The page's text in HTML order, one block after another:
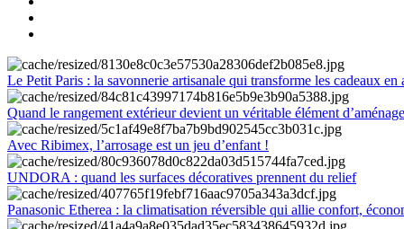
Le Petit Paris : la savonnerie artisanale qui transforme les cadeaux en
Quand le rangement extérieur devient un véritable élément
Avec Ribimex, l’arrosage est un jeu d’enfant !
UNDORA : quand les surfaces décoratives prennent du relief
Panasonic Etherea : la climatisation réversible qui allie confort,